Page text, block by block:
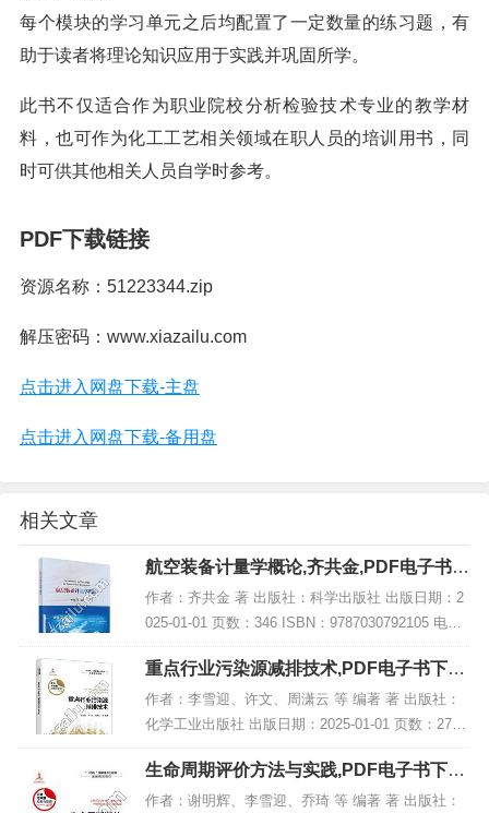
每个模块的学习单元之后均配置了一定数量的练习题，有
助于读者将理论知识应用于实践并巩固所学。
此书不仅适合作为职业院校分析检验技术专业的教学材
料，也可作为化工工艺相关领域在职人员的培训用书，同
时可供其他相关人员自学时参考。
PDF下载链接
资源名称：51223344.zip
解压密码：www.xiazailu.com
点击进入网盘下载-主盘
点击进入网盘下载-备用盘
相关文章
航空装备计量学概论,齐共金,PDF电子书下
载,网盘资源
作者：齐共金 著 出版社：科学出版社 出版日期：2
025-01-01 页数：346 ISBN：9787030792105 电子
书大小：198MB [高清扫描版PDF格式] 内容简介 该
书名为...
重点行业污染源减排技术,PDF电子书下载,
网盘资源
作者：李雪迎、许文、周潇云 等 编著 著 出版社：
化学工业出版社 出版日期：2025-01-01 页数：278 I
SBN：9787122458193 电子书大小：210MB [高清
扫描版PDF...
生命周期评价方法与实践,PDF电子书下载,
网盘资源
作者：谢明辉、李雪迎、乔琦 等 编著 著 出版社：